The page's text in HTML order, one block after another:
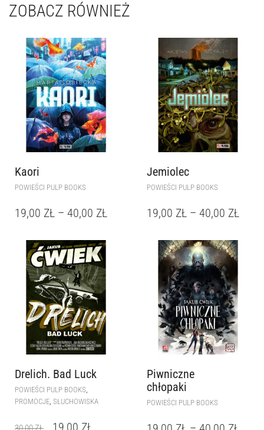
ZOBACZ RÓWNIEŻ
Kaori
POWIEŚCI PULP BOOKS
19,00 ZŁ – 40,00 ZŁ
Jemiolec
POWIEŚCI PULP BOOKS
19,00 ZŁ – 40,00 ZŁ
Drelich. Bad Luck
POWIEŚCI PULP BOOKS
PROMOCJE SŁUCHOWISKA
19,00 ZŁ
Piwniczne
chłopaki
POWIEŚCI PULP BOOKS